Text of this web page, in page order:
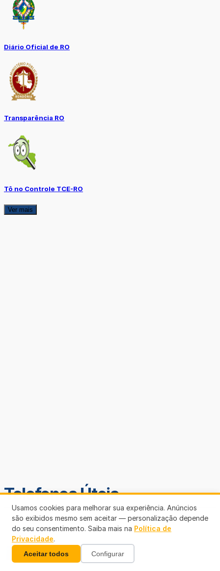
Diário Oficial de RO
Transparência RO
Tô no Controle TCE-RO
Ver mais
Telefones Úteis
Usamos cookies para melhorar sua experiência. Anúncios
são exibidos mesmo sem aceitar — personalização depende
do seu consentimento. Saiba mais na Política de
Privacidade.
Aceitar todos Configurar